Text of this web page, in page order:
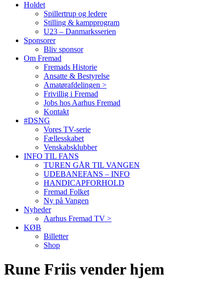
Holdet
Spillertrup og ledere
Stilling & kampprogram
U23 – Danmarksserien
Sponsorer
Bliv sponsor
Om Fremad
Fremads Historie
Ansatte & Bestyrelse
Amatørafdelingen >
Frivillig i Fremad
Jobs hos Aarhus Fremad
Kontakt
#DSNG
Vores TV-serie
Fællesskabet
Venskabsklubber
INFO TIL FANS
TUREN GÅR TIL VANGEN
UDEBANEFANS – INFO
HANDICAPFORHOLD
Fremad Folket
Ny på Vangen
Nyheder
Aarhus Fremad TV >
KØB
Billetter
Shop
Rune Friis vender hjem